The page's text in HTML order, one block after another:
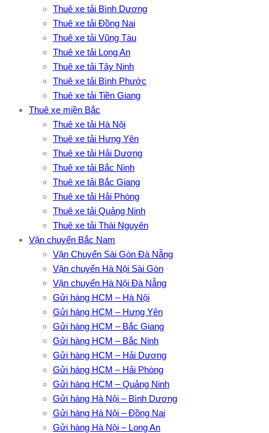
Thuê xe tải Bình Dương
Thuê xe tải Đồng Nai
Thuê xe tải Vũng Tàu
Thuê xe tải Long An
Thuê xe tải Tây Ninh
Thuê xe tải Bình Phước
Thuê xe tải Tiền Giang
Thuê xe miền Bắc
Thuê xe tải Hà Nội
Thuê xe tải Hưng Yên
Thuê xe tải Hải Dương
Thuê xe tải Bắc Ninh
Thuê xe tải Bắc Giang
Thuê xe tải Hải Phòng
Thuê xe tải Quảng Ninh
Thuê xe tải Thái Nguyên
Vận chuyển Bắc Nam
Vận Chuyển Sài Gòn Đà Nẵng
Vận chuyển Hà Nội Sài Gòn
Vận chuyển Hà Nội Đà Nẵng
Gửi hàng HCM – Hà Nội
Gửi hàng HCM – Hưng Yên
Gửi hàng HCM – Bắc Giang
Gửi hàng HCM – Bắc Ninh
Gửi hàng HCM – Hải Dương
Gửi hàng HCM – Hải Phòng
Gửi hàng HCM – Quảng Ninh
Gửi hàng Hà Nội – Bình Dương
Gửi hàng Hà Nội – Đồng Nai
Gửi hàng Hà Nội – Long An